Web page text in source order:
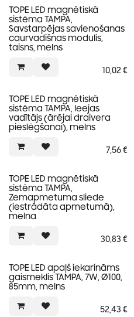
TOPE LED magnētiskā
sistēma TAMPA,
Savstarpējas savienošanas
caurvadīšnas modulis,
taisns, melns
10,02€
TOPE LED magnētiskā
sistēma TAMPA, Ieejas
vadītājs (ārējai draivera
pieslēgšanai), melns
7,56€
TOPE LED magnētiskā
sistēma TAMPA,
Zemapmetuma sliede
(iestrādāta apmetumā),
melna
30,83 €
TOPE LED apaļš iekarināms
gaismeklis TAMPA, 7W, Ø100,
85mm, melns
52,43 €